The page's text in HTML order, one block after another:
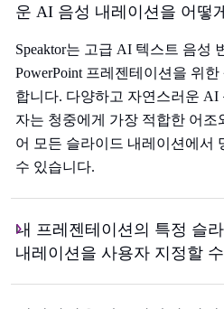
운 AI 음성 내레이션을 어떻
Speaktor는 고급 AI 텍스트 음성
PowerPoint 프레젠테이션을 위
합니다. 다양하고 자연스러운
자는 청중에게 가장 적합한 어조
어 모든 슬라이드 내레이션에서
수 있습니다.
내 프레젠테이션의 특정 슬
내레이션을 사용자 지정할